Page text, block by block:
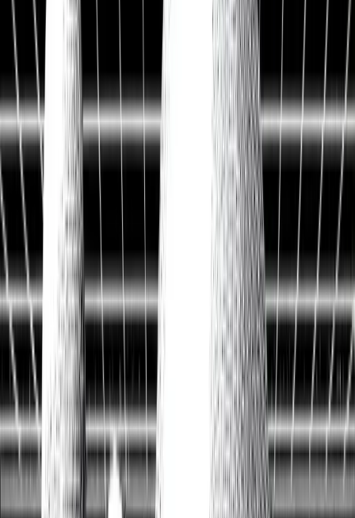
Data API entdecken
Portfolios
1:1 BegleitungÜber uns
Einloggen
Kostenlos testen